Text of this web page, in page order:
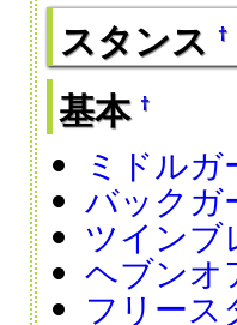
スタンス †
基本 †
ミドルガ
バックガ
ツインブ
ヘブンオ
フリー